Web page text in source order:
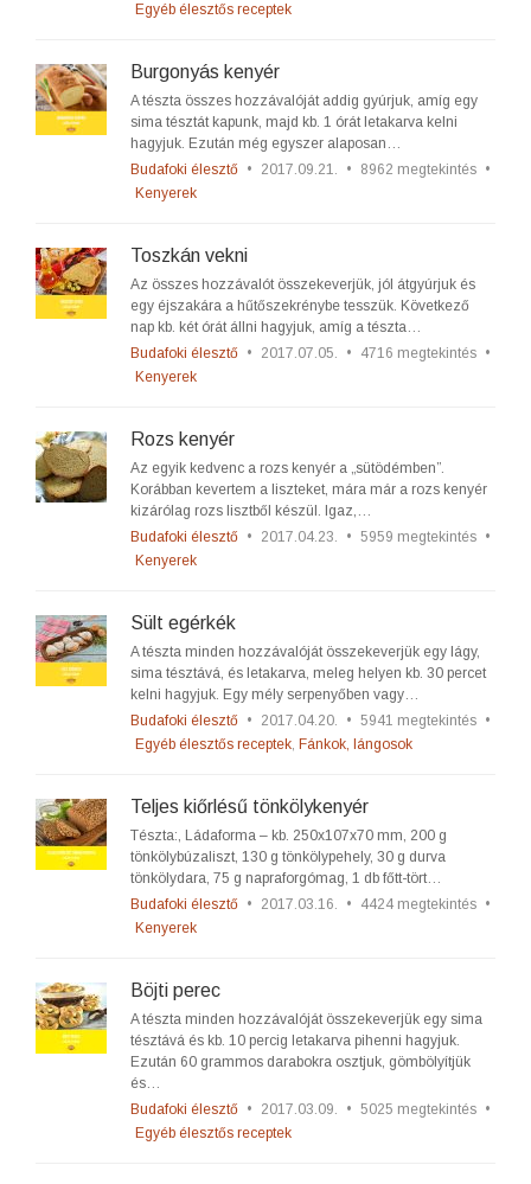
Egyéb élesztős receptek
Burgonyás kenyér
A tészta összes hozzávalóját addig gyúrjuk, amíg egy
sima tésztát kapunk, majd kb. 1 órát letakarva kelni
hagyjuk. Ezután még egyszer alaposan…
Budafoki élesztő • 2017.09.21. • 8962 megtekintés •
Kenyerek
Toszkán vekni
Az összes hozzávalót összekeverjük, jól átgyúrjuk és
egy éjszakára a hűtőszekrénybe tesszük. Következő
nap kb. két órát állni hagyjuk, amíg a tészta…
Budafoki élesztő • 2017.07.05. • 4716 megtekintés •
Kenyerek
Rozs kenyér
Az egyik kedvenc a rozs kenyér a „sütödémben”.
Korábban kevertem a liszteket, mára már a rozs kenyér
kizárólag rozs lisztből készül. Igaz,…
Budafoki élesztő • 2017.04.23. • 5959 megtekintés •
Kenyerek
Sült egérkék
A tészta minden hozzávalóját összekeverjük egy lágy,
sima tésztává, és letakarva, meleg helyen kb. 30 percet
kelni hagyjuk. Egy mély serpenyőben vagy…
Budafoki élesztő • 2017.04.20. • 5941 megtekintés •
Egyéb élesztős receptek, Fánkok, lángosok
Teljes kiőrlésű tönkölykenyér
Tészta:, Ládaforma – kb. 250x107x70 mm, 200 g
tönkölybúzaliszt, 130 g tönkölypehely, 30 g durva
tönkölydara, 75 g napraforgómag, 1 db főtt-tört…
Budafoki élesztő • 2017.03.16. • 4424 megtekintés •
Kenyerek
Böjti perec
A tészta minden hozzávalóját összekeverjük egy sima
tésztává és kb. 10 percig letakarva pihenni hagyjuk.
Ezután 60 grammos darabokra osztjuk, gömbölyítjük
és…
Budafoki élesztő • 2017.03.09. • 5025 megtekintés •
Egyéb élesztős receptek